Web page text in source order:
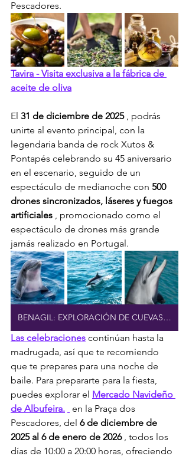
Pescadores.
Tavira - Visita exclusiva a la fábrica de
aceite de oliva
El 31 de diciembre de 2025 , podrás
unirte al evento principal, con la
legendaria banda de rock Xutos &
Pontapés celebrando su 45 aniversario
en el escenario, seguido de un
espectáculo de medianoche con 500
drones sincronizados, láseres y fuegos
artificiales , promocionado como el
espectáculo de drones más grande
jamás realizado en Portugal.
BENAGIL: EXPLORACIÓN DE CUEVAS Y AVISTAMIENTO DE DELFINES
Las celebraciones continúan hasta la
madrugada, así que te recomiendo
que te prepares para una noche de
baile. Para prepararte para la fiesta,
puedes explorar el Mercado Navideño
de Albufeira.
en la Praça dos
Pescadores, del 6 de diciembre de
2025 al 6 de enero de 2026 , todos los
días de 10:00 a 20:00 horas, ofreciendo